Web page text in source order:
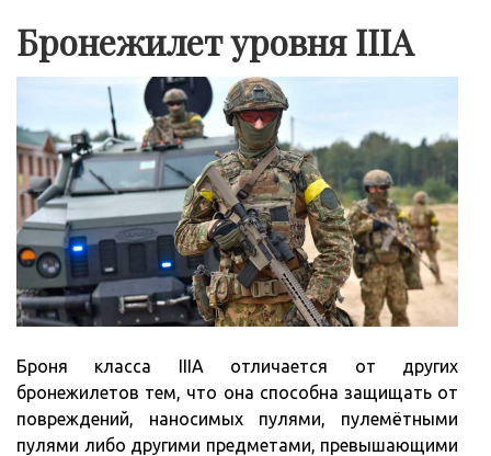
Бронежилет уровня IIIA
Броня класса IIIA отличается от других
бронежилетов тем, что она способна защищать от
повреждений, наносимых пулями, пулемётными
пулями либо другими предметами, превышающими